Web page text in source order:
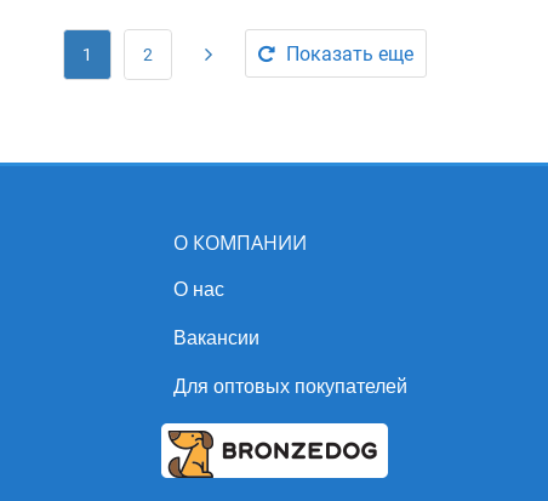
Показать еще
1 2
О КОМПАНИИ
О нас
Вакансии
Для оптовых покупателей